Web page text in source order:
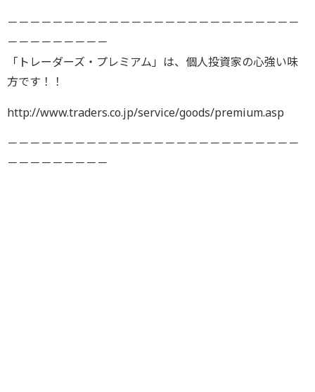
－－－－－－－－－－－－－－－－－－－－－－－－－－
－－－－－－－－－
「トレーダーズ・プレミアム」は、個人投資家の心強い味
方です！！
http://www.traders.co.jp/service/goods/premium.asp
－－－－－－－－－－－－－－－－－－－－－－－－－－
－－－－－－－－－